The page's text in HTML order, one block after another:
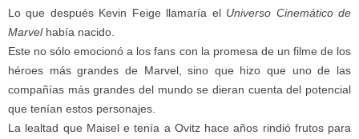
Lo que después Kevin Feige llamaría el Universo Cinemático de
Marvelhabía nacido.
Este no sólo emocionó a los fans con la promesa de un filme de los
héroes más grandes de Marvel, sino que hizo que uno de las
compañías más grandes del mundo se dieran cuenta del potencial
que tenían estos personajes.
La lealtad que Maisel e tenía a Ovitz hace años rindió frutos para